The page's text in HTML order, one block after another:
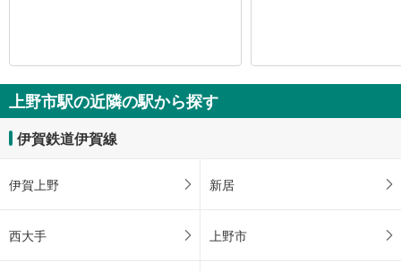
上野市駅の近隣の駅から探す
伊賀鉄道伊賀線
伊賀上野 新居
西大手 上野市